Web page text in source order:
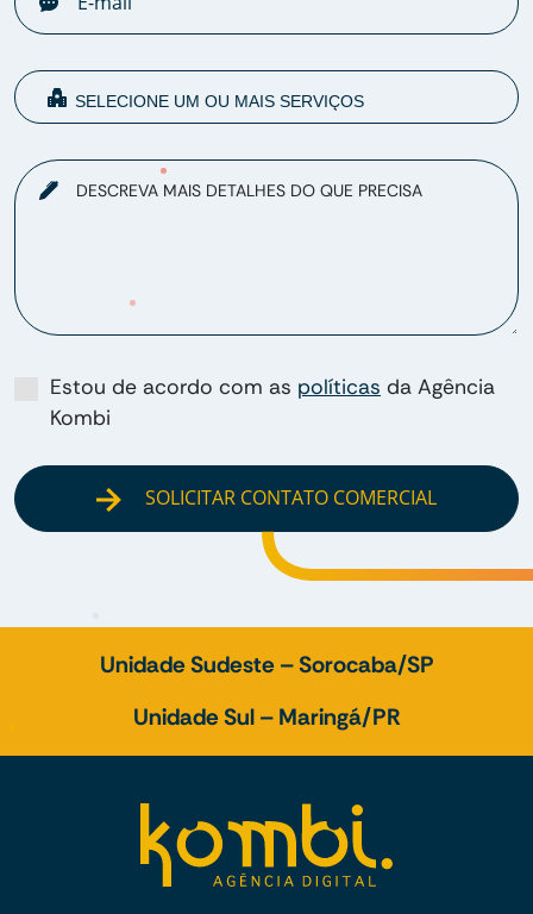
DESCREVA MAIS DETALHES DO QUE PRECISA
Estou de acordo com as políticas da Agência
Kombi
SOLICITAR CONTATO COMERCIAL
Unidade Sudeste – Sorocaba/SP
Unidade Sul – Maringá/PR